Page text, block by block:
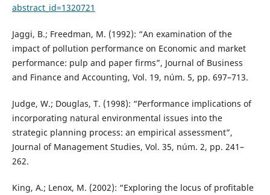
abstract_id=1320721
Jaggi, B.; Freedman, M. (1992): “An examination of the
impact of pollution performance on Economic and market
performance: pulp and paper firms”, Journal of Business
and Finance and Accounting, Vol. 19, núm. 5, pp. 697–713.
Judge, W.; Douglas, T. (1998): “Performance implications of
incorporating natural environmental issues into the
strategic planning process: an empirical assessment”,
Journal of Management Studies, Vol. 35, núm. 2, pp. 241–
262.
King, A.; Lenox, M. (2002): “Exploring the locus of profitable